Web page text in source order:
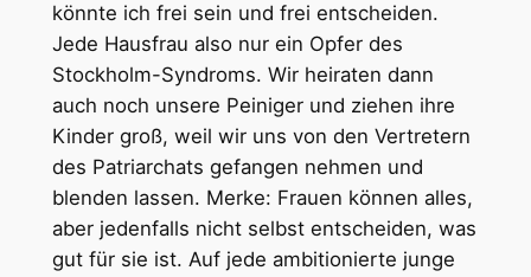
könnte ich frei sein und frei entscheiden.
Jede Hausfrau also nur ein Opfer des
Stockholm-Syndroms. Wir heiraten dann
auch noch unsere Peiniger und ziehen ihre
Kinder groß, weil wir uns von den Vertretern
des Patriarchats gefangen nehmen und
blenden lassen. Merke: Frauen können alles,
aber jedenfalls nicht selbst entscheiden, was
gut für sie ist. Auf jede ambitionierte junge